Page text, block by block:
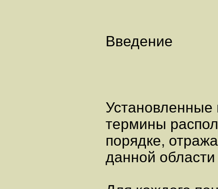
Введение
Установленные
термины
порядке,
данной